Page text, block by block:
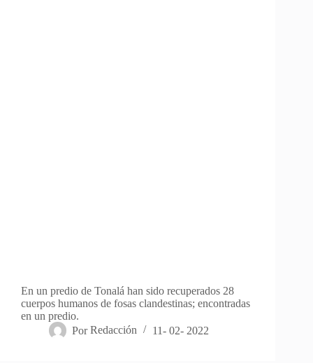
En un predio de Tonalá han sido recuperados 28
cuerpos humanos de fosas clandestinas; encontradas
en un predio.
Por Redacción 11- 02- 2022